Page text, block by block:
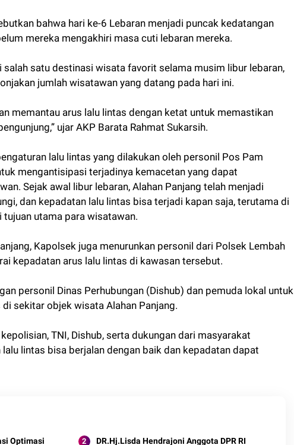
bahwa hari ke-6 Lebaran menjadi puncak kedatangan
mereka mengakhiri masa cuti lebaran mereka.
salah satu destinasi wisata favorit selama musim libur lebaran,
jumlah wisatawan yang datang pada hari ini.
memantau arus lalu lintas dengan ketat untuk memastikan
ujar AKP Barata Rahmat Sukarsih.
lalu lintas yang dilakukan oleh personil Pos Pam
mengantisipasi terjadinya kemacetan yang dapat
Sejak awal libur lebaran, Alahan Panjang telah menjadi
dan kepadatan lalu lintas bisa terjadi kapan saja, terutama di
utama para wisatawan.
Kapolsek juga menurunkan personil dari Polsek Lembah
kepadatan arus lalu lintas di kawasan tersebut.
personil Dinas Perhubungan (Dishub) dan pemuda lokal untuk
sekitar objek wisata Alahan Panjang.
TNI, Dishub, serta dukungan dari masyarakat
lintas bisa berjalan dengan baik dan kepadatan dapat
Optimasi
DR.Hj.Lisda Hendrajoni Anggota DPR RI